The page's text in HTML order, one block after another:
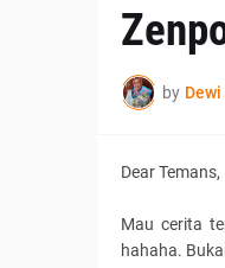
by Dewi
Dear Temans,
Mau cerita
hahaha.